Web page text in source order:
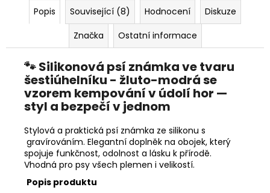
Popis Související (8) Hodnocení
Diskuze
Značka
Ostatní informace
🐾 Silikonová psí známka ve tvaru
šestiúhelníku - žluto-modrá se
vzorem kempování v údolí hor —
styl a bezpečí v jednom
Stylová a praktická psí známka ze silikonu s
gravírováním. Elegantní doplněk na obojek, který
spojuje funkčnost, odolnost a lásku k přírodě.
Vhodná pro psy všech plemen i velikostí.
Popis produktu